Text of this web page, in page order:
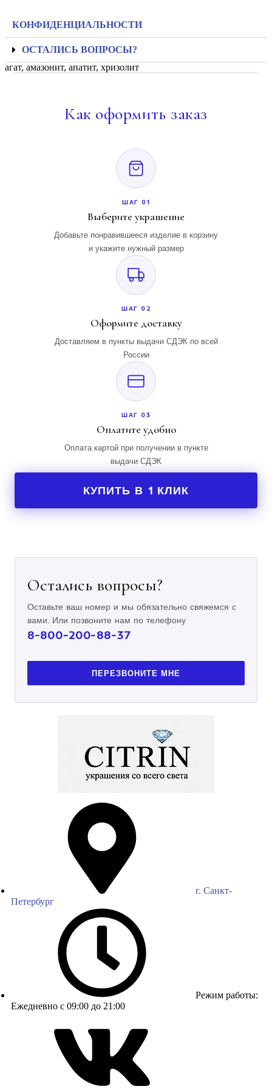
КОНФИДЕНЦИАЛЬНОСТИ
ОСТАЛИСЬ ВОПРОСЫ?
агат, амазонит, апатит, хризолит
Как оформить заказ
ШАГ 01
Выберите украшение
Добавьте понравившееся изделие в корзину
и укажите нужный размер
ШАГ 02
Оформите доставку
Доставляем в пункты выдачи СДЭК по всей
России
ШАГ 03
Оплатите удобно
Оплата картой при получении в пункте
выдачи СДЭК
КУПИТЬ В 1 КЛИК
Остались вопросы?
Оставьте ваш номер и мы обязательно свяжемся с
вами. Или позвоните нам по телефону
8-800-200-88-37
ПЕРЕЗВОНИТЕ МНЕ
г. Санкт-
Петербург
Режим работы:
Ежедневно с 09:00 до 21:00